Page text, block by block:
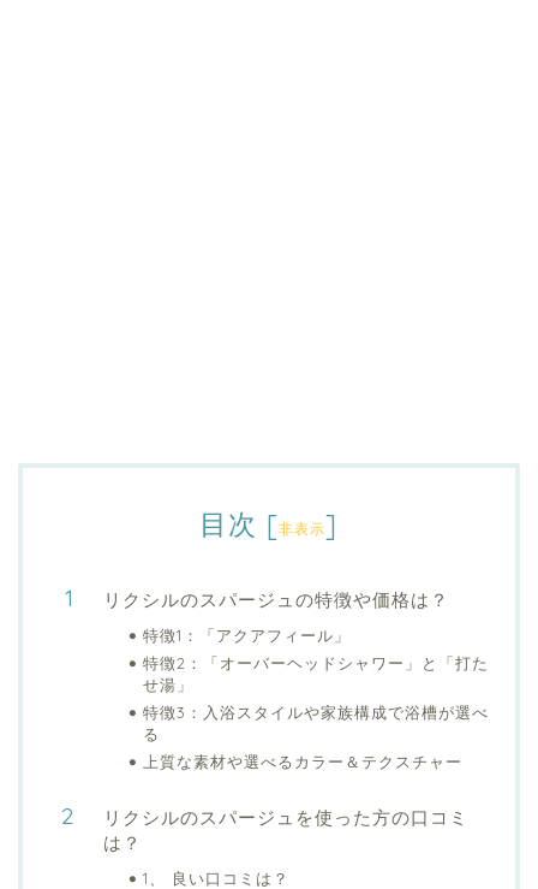
目次 [非表示]
リクシルのスパージュの特徴や価格は？
特徴1：「アクアフィール」
特徴2：「オーバーヘッドシャワー」と「打た
せ湯」
特徴3：入浴スタイルや家族構成で浴槽が選べ
る
上質な素材や選べるカラー＆テクスチャー
リクシルのスパージュを使った方の口コミ
は？
1、 良い口コミは？